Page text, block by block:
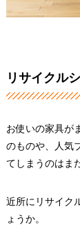
リサイクル
お使いの家具が
のものや、人気
てしまうのはま
近所にリサイク
ょうか。